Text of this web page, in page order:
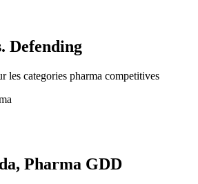
Defending
les categories pharma competitives
Pharma GDD